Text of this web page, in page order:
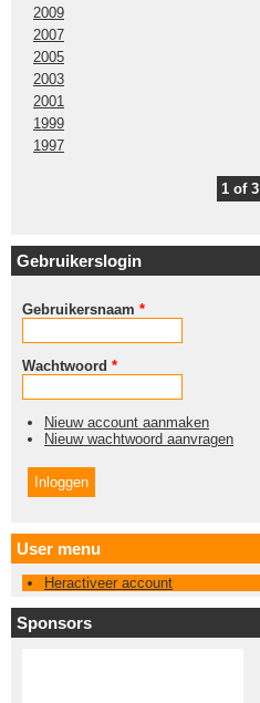
2009
2007
2005
2003
2001
1999
1997
1 of 3
Gebruikerslogin
Gebruikersnaam *
Wachtwoord *
Nieuw account aanmaken
Nieuw wachtwoord aanvragen
User menu
Heractiveer account
Sponsors